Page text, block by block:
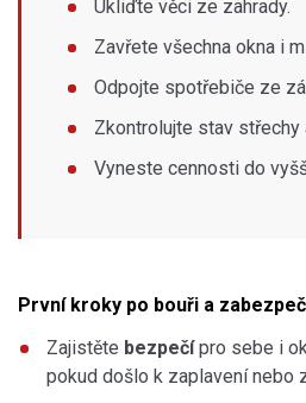
Ukliďte věci ze zahrady.
Zavřete všechna okna i
Odpojte spotřebiče ze
Zkontrolujte stav střechy
Vyneste cennosti do
První kroky po bouři a
Zajistěte bezpečípro sebe i
pokud došlo k zaplavení nebo